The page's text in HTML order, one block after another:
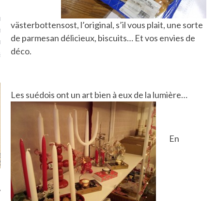
je t'aime, my little bassin
comment ? "
je ne parle presque que
västerbottensost, l’original, s’il vous plait, une sorte
de parmesan délicieux, biscuits… Et vos envies de
déco.
Les suédois ont un art bien à eux de la lumière…
En